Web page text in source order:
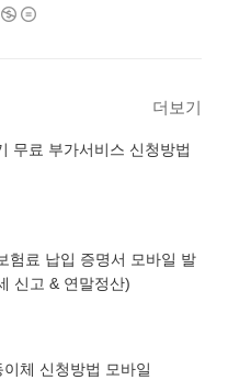
더보기
무료 부가서비스 신청방법
험료 납입 증명서 모바일 발
신고 & 연말정산)
체 신청방법 모바일